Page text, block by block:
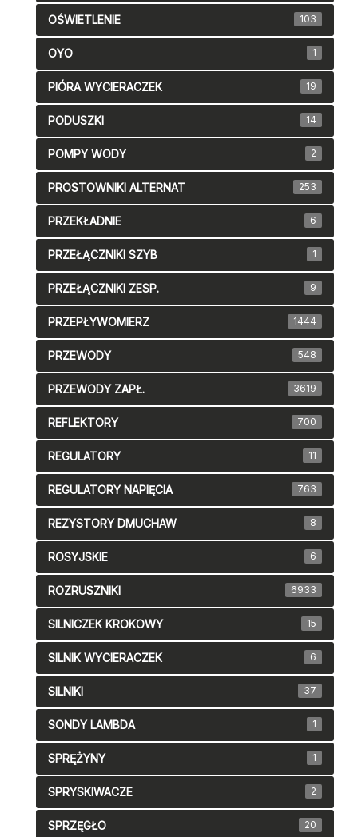
OŚWIETLENIE 103
OYO 1
PIÓRA WYCIERACZEK 19
PODUSZKI 14
POMPY WODY 2
PROSTOWNIKI ALTERNAT 253
PRZEKŁADNIE 6
PRZEŁĄCZNIKI SZYB 1
PRZEŁĄCZNIKI ZESP. 9
PRZEPŁYWOMIERZ 1444
PRZEWODY 548
PRZEWODY ZAPŁ. 3619
REFLEKTORY 700
REGULATORY 11
REGULATORY NAPIĘCIA 763
REZYSTORY DMUCHAW 8
ROSYJSKIE 6
ROZRUSZNIKI 6933
SILNICZEK KROKOWY 15
SILNIK WYCIERACZEK 6
SILNIKI 37
SONDY LAMBDA 1
SPRĘŻYNY 1
SPRYSKIWACZE 2
SPRZĘGŁO 20